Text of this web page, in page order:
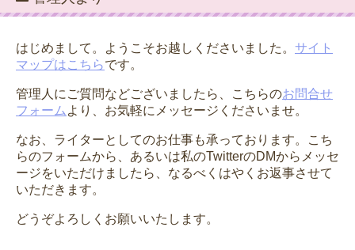
はじめまして。ようこそお越しくださいました。 サイト
マップはこちらです。
管理人にご質問などございましたら、こちらのお問合せ
フォーム より、お気軽にメッセージくださいませ。
なお、ライターとしてのお仕事も承っております。こち
らのフォームから、あるいは私のTwitterのDMからメッセ
ージをいただけましたら、なるべくはやくお返事させて
いただきます。
どうぞよろしくお願いいたします。